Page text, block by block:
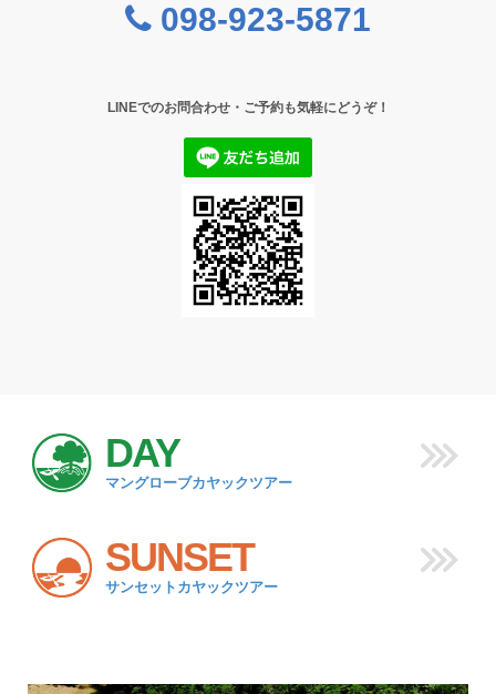
098-923-5871
LINEでのお問合わせ・ご予約も気軽にどうぞ！
DAY
マングローブカヤックツアー
SUNSET
サンセットカヤックツアー